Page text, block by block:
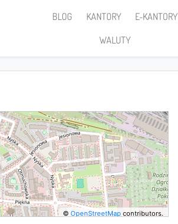
BLOG KANTORY
E-KANTORY
WALUTY
©OpenStreetMap contributors.